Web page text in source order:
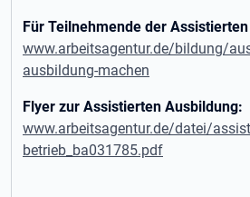
Für Teilnehmende der
www.arbeitsagentur.de/bildung/
ausbildung-machen
Flyer zur Assistierten Ausbildung:
www.arbeitsagentur.de/datei/
betrieb_ba031785.pdf